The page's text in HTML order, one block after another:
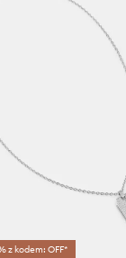
z kodem: OFF*